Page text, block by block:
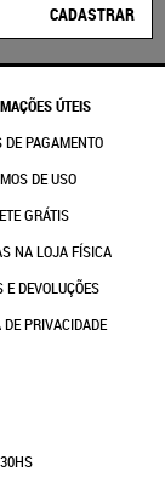
CADASTRAR
ÚTEIS
DE PAGAMENTO
DE USO
GRÁTIS
NA LOJA FÍSICA
E DEVOLUÇÕES
PRIVACIDADE